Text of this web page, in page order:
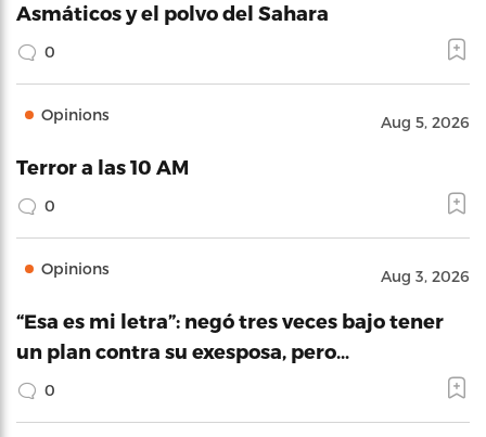
Asmáticos y el polvo del Sahara
0
Opinions Aug 5, 2026
Terror a las 10 AM
0
Opinions Aug 3, 2026
“Esa es mi letra”: negó tres veces bajo tener
un plan contra su exesposa, pero…
0